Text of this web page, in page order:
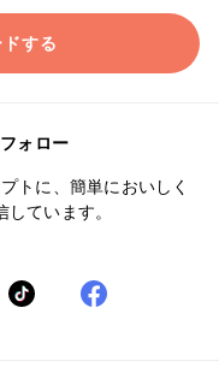
する
ォロー
トに、簡単においしく
ています。